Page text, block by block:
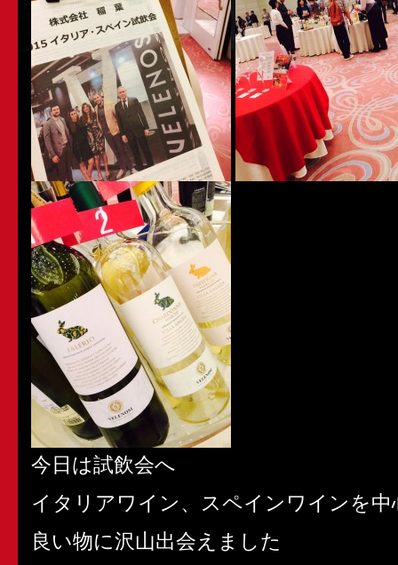
今日は試飲会へ
イタリアワイン、スペインワインを
良い物に沢山出会えました